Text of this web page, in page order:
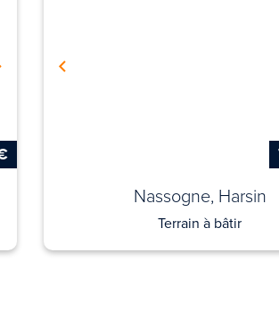
Nassogne, Harsin
Terrain à bâtir